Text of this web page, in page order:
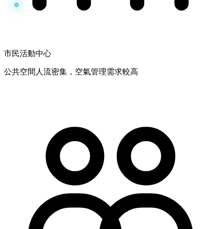
市民活動中心
公共空間人流密集，空氣管理需求較高